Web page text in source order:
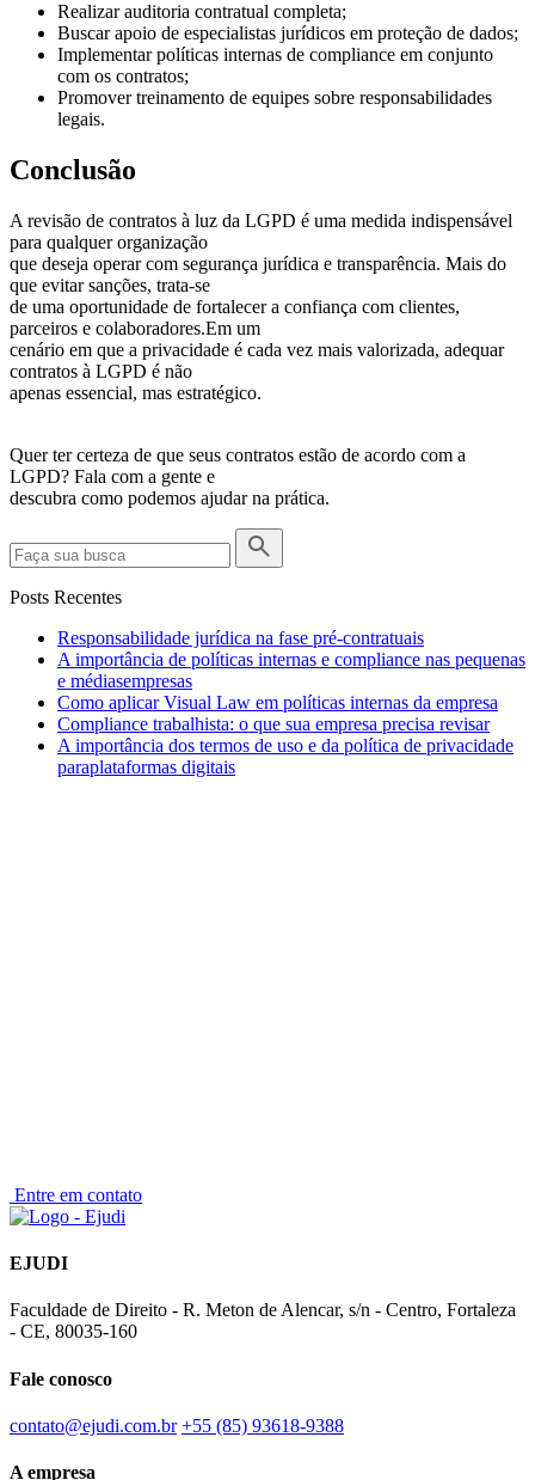
Realizar auditoria contratual completa;
Buscar apoio de especialistas jurídicos em proteção de dados;
Implementar políticas internas de compliance em conjunto
com os contratos;
Promover treinamento de equipes sobre responsabilidades
legais.
Conclusão
A revisão de contratos à luz da LGPD é uma medida indispensável
para qualquer organização
que deseja operar com segurança jurídica e transparência. Mais do
que evitar sanções, trata-se
de uma oportunidade de fortalecer a confiança com clientes,
parceiros e colaboradores.Em um
cenário em que a privacidade é cada vez mais valorizada, adequar
contratos à LGPD é não
apenas essencial, mas estratégico.
Quer ter certeza de que seus contratos estão de acordo com a
LGPD? Fala com a gente e
descubra como podemos ajudar na prática.
Posts Recentes
Responsabilidade jurídica na fase pré-contratuais
A importância de políticas internas e compliance nas pequenas
e médiasempresas
Como aplicar Visual Law em políticas internas da empresa
Compliance trabalhista: o que sua empresa precisa revisar
A importância dos termos de uso e da política de privacidade
paraplataformas digitais
Entre em contato
EJUDI
Faculdade de Direito - R. Meton de Alencar, s/n - Centro, Fortaleza
- CE, 80035-160
Fale conosco
contato@ejudi.com.br +55 (85) 93618-9388
A empresa